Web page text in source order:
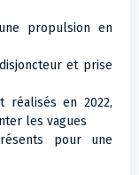
propulsion en
et prise
réalisés en 2022,
les vagues
pour une